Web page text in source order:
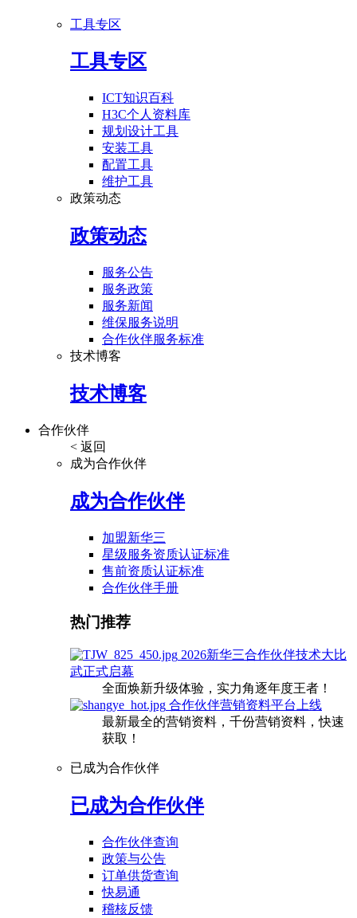
工具专区
工具专区
ICT知识百科
H3C个人资料库
规划设计工具
安装工具
配置工具
维护工具
政策动态
政策动态
服务公告
服务政策
服务新闻
维保服务说明
合作伙伴服务标准
技术博客
技术博客
合作伙伴
< 返回
成为合作伙伴
成为合作伙伴
加盟新华三
星级服务资质认证标准
售前资质认证标准
合作伙伴手册
热门推荐
2026新华三合作伙伴技术大比
武正式启幕
全面焕新升级体验，实力角逐年度王者！
合作伙伴营销资料平台上线
最新最全的营销资料，千份营销资料，快速
获取！
已成为合作伙伴
已成为合作伙伴
合作伙伴查询
政策与公告
订单供货查询
快易通
稽核反馈